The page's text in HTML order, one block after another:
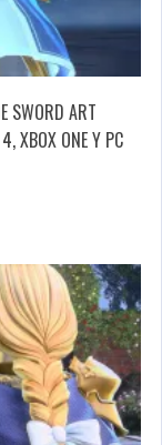
SWORD ART
XBOX ONE Y PC